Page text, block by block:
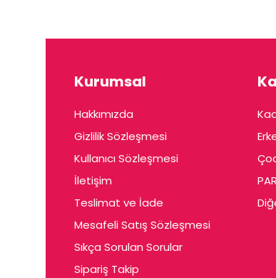
Kurumsal
Hakkımızda
Gizlilik Sözleşmesi
Kullanıcı Sözleşmesi
İletişim
Teslimat ve İade
Mesafeli Satış Sözleşmesi
Sıkça Sorulan Sorular
Sipariş Takip